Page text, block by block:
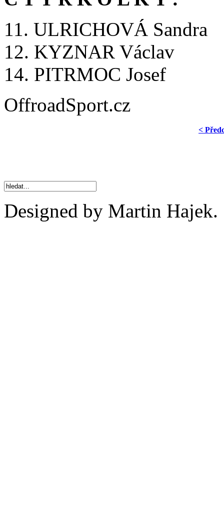
11. ULRICHOVÁ Sandra
12. KYZNAR Václav
14. PITRMOC Josef
OffroadSport.cz
<
Designed by Martin Hajek.